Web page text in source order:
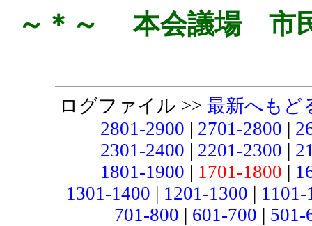
～＊～ 本会議場 市
ログファイル >> 最新へもど
2801-2900 | 2701-2800 |
2301-2400 | 2201-2300 |
1801-1900 | 1701-1800 |
1301-1400 | 1201-1300 |
701-800 | 601-700 |